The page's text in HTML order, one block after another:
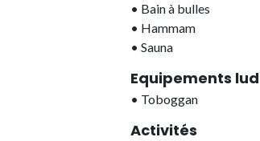
• Bain à bulles
• Hammam
• Sauna
Equipements
• Toboggan
Activités